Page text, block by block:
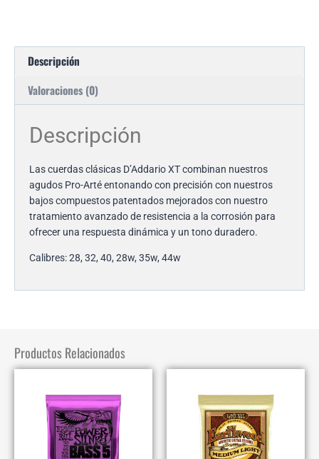
Descripción
Valoraciones (0)
Descripción
Las cuerdas clásicas D’Addario XT combinan nuestros
agudos Pro-Arté entonando con precisión con nuestros
bajos compuestos patentados mejorados con nuestro
tratamiento avanzado de resistencia a la corrosión para
ofrecer una respuesta dinámica y un tono duradero.
Calibres: 28, 32, 40, 28w, 35w, 44w
Productos Relacionados